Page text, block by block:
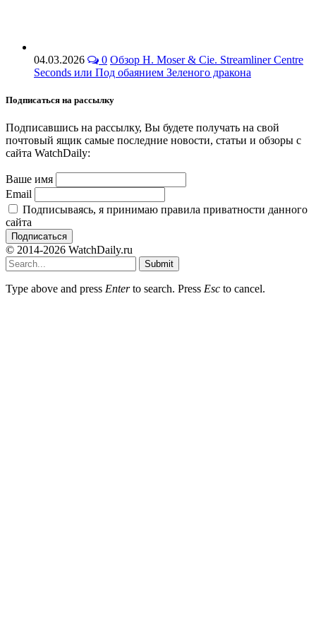
04.03.2026 0 Обзор H. Moser & Cie. Streamliner Centre
Seconds или Под обаянием Зеленого дракона
Подписаться на рассылку
Подписавшись на рассылку, Вы будете получать на свой
почтовый ящик самые последние новости, статьи и обзоры с
сайта WatchDaily:
Ваше имя
Email
Подписываясь, я принимаю правила приватности данного
сайта
© 2014-2026 WatchDaily.ru
Submit
Type above and press Enterto search. Press Esc to cancel.